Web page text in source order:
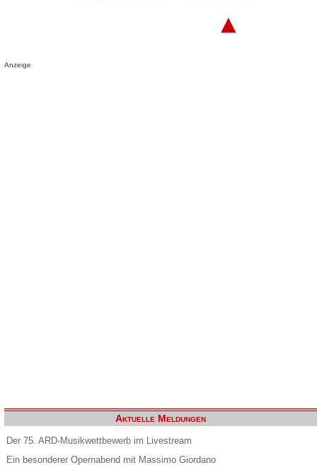
▲
Anzeige
Aktuelle Meldungen
Der 75. ARD-Musikwettbewerb im Livestream
Ein besonderer Opernabend mit Massimo Giordano